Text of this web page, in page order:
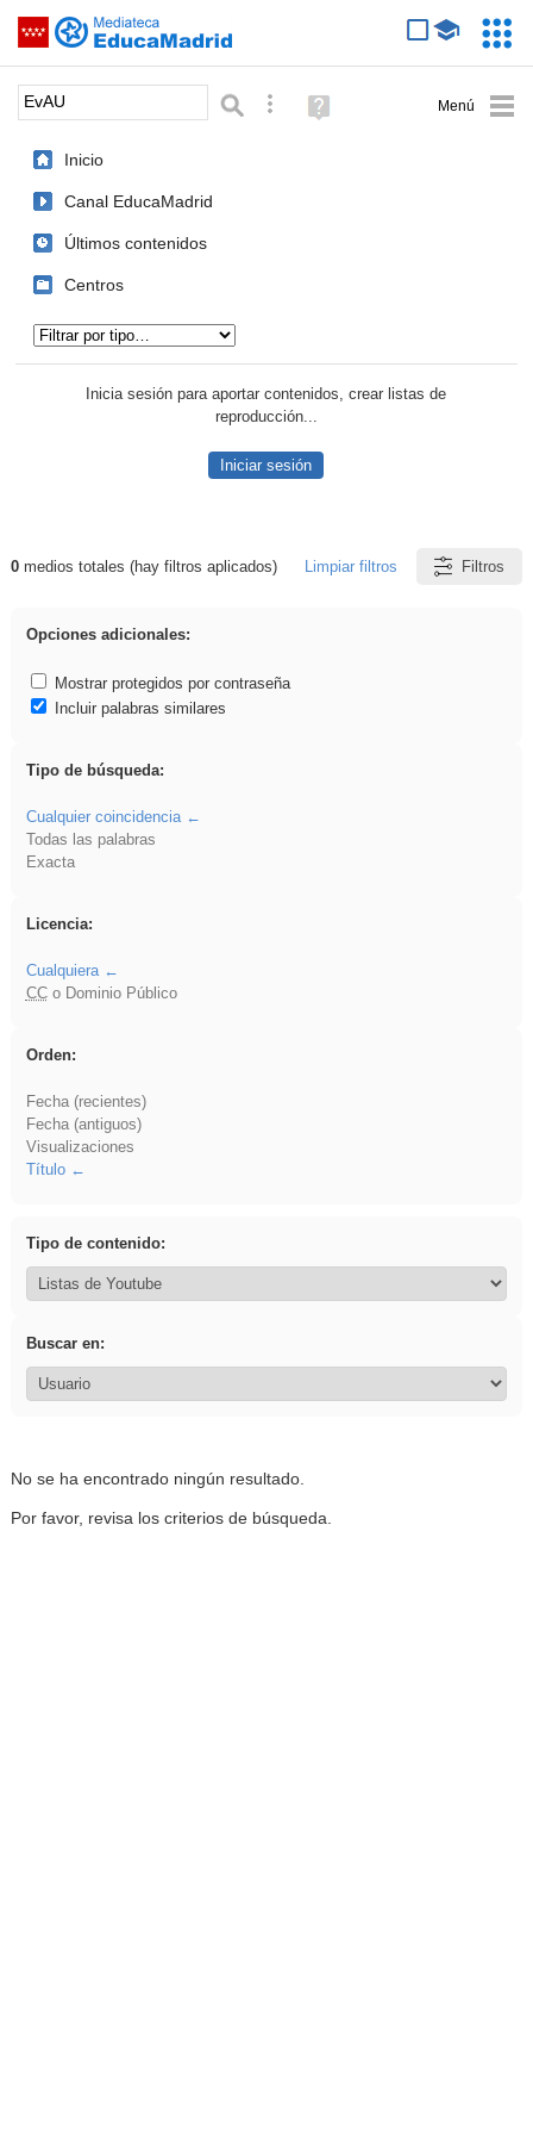
Saltar navegación
Palabra o frase: Búsqueda avanzada
Ayuda
(en
Inicio
Canal EducaMadrid
Últimos contenidos
Centros
Inicia sesión para aportar contenidos, crear listas de
reproducción...
Iniciar sesión
Resultados de: EvAU
0medios totales (hay filtros aplicados) Limpiar filtros Filtros
Opciones adicionales:
Mostrar protegidos por contraseña
Incluir palabras similares
Tipo de búsqueda:
Cualquier coincidencia
Todas las palabras
Exacta
Licencia:
Cualquiera
CCo Dominio Público
Orden:
Fecha (recientes)
Fecha (antiguos)
Visualizaciones
Título
Tipo de contenido:
Buscar en:
No se ha encontrado ningún resultado.
Por favor, revisa los criterios de búsqueda.